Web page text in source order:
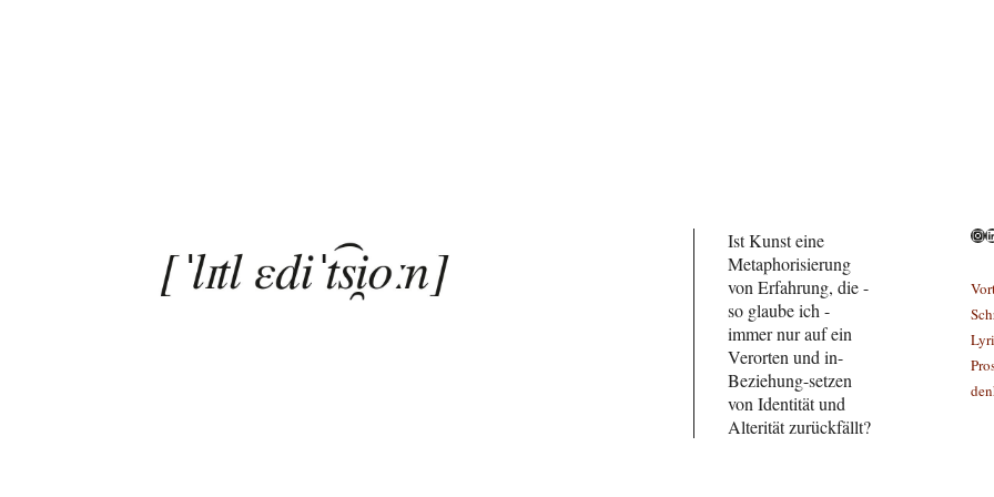
Ist Kunst eine
Metaphorisierung
von Erfahrung, die -
so glaube ich -
immer nur auf ein
Verorten und in-
Beziehung-setzen
von Identität und
Alterität zurückfällt?